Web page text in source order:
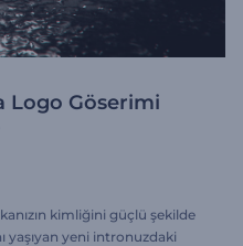
Logo Göserimi
kimliğini güçlü şekilde
yaşıyan yeni intronuzdaki